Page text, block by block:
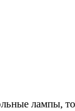
лампы,